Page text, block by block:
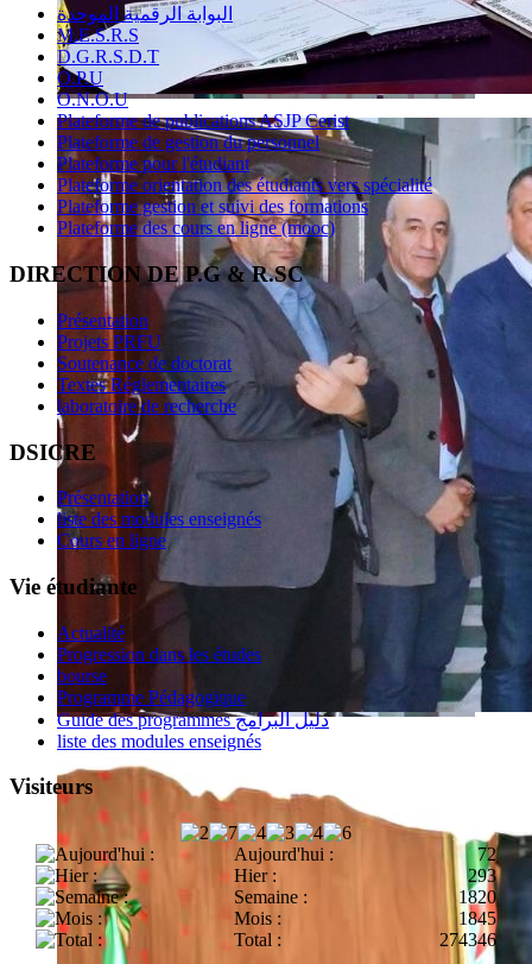
البوابة الرقمية الموحدة
M.E.S.R.S
D.G.R.S.D.T
O.P.U
O.N.O.U
Plateforme de publications ASJP Cerist
Plateforme de gestion du personnel
Plateforme pour l'étudiant
Plateforme orientation des étudiants vers spécialité
Plateforme gestion et suivi des formations
Plateforme des cours en ligne (mooc)
DIRECTION DE P.G & R.SC
Présentation
Projets PRFU
Soutenance de doctorat
Textes Réglementaires
laboratoire de recherche
DSICRE
Présentation
liste des modules enseignés
Cours en ligne
Vie étudiante
Actualité
Progression dans les études
bourse
Programme Pédagogique
Guide des programmes دليل البرامج
liste des modules enseignés
Visiteurs
Aujourd'hui :
72
Hier :
293
Semaine :
1820
Mois :
1845
Total :
274346